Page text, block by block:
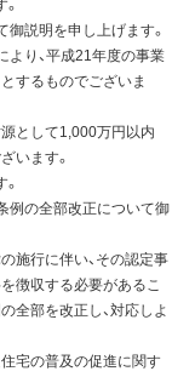
御説明を申し上げます。
より、平成21年度の事業
するものでございま
として1,000万円以内
います。
例の全部改正について御
施行に伴い、その認定事
を徴収する必要があるこ
全部を改正し、対応しよ
宅の普及の促進に関す